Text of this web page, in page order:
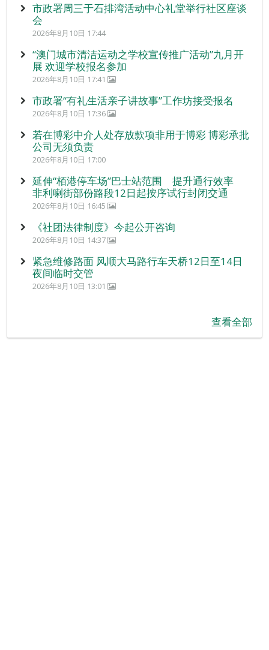
市政署周三于石排湾活动中心礼堂举行社区座谈
会
2026年8月10日 17:44
“澳门城市清洁运动之学校宣传推广活动”九月开
展 欢迎学校报名参加
2026年8月10日 17:41
市政署“有礼生活亲子讲故事”工作坊接受报名
2026年8月10日 17:36
若在博彩中介人处存放款项非用于博彩 博彩承批
公司无须负责
2026年8月10日 17:00
延伸“栢港停车场”巴士站范围 提升通行效率
非利喇街部份路段12日起按序试行封闭交通
2026年8月10日 16:45
《社团法律制度》今起公开咨询
2026年8月10日 14:37
紧急维修路面 风顺大马路行车天桥12日至14日
夜间临时交管
2026年8月10日 13:01
查看全部